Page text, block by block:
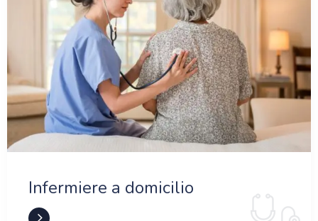
Infermiere a domicilio